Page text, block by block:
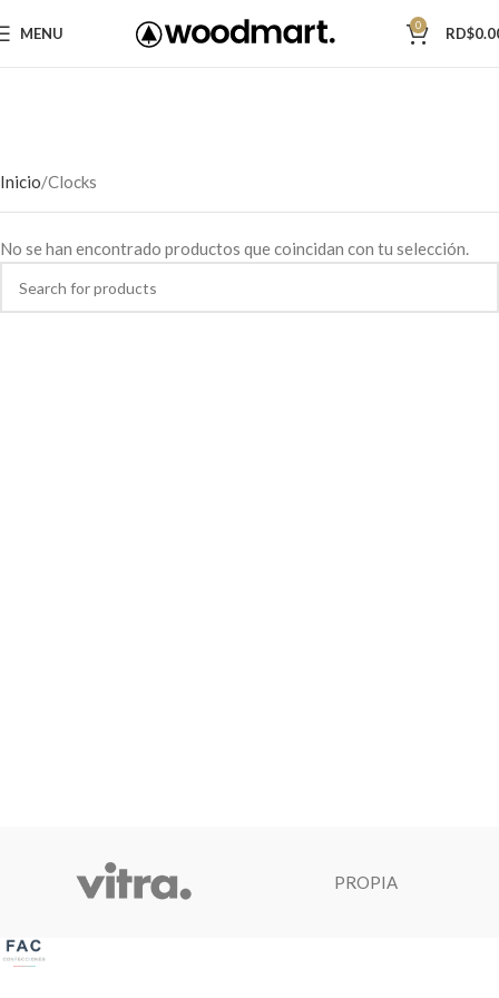
MENU 0 RD$
Inicio Clocks
No se han encontrado productos que coincidan con tu selección.
PROPIA